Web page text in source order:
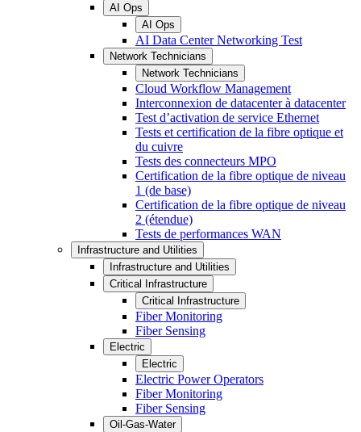
AI Ops
AI Ops
AI Data Center Networking Test
Network Technicians
Network Technicians
Cloud Workflow Management
Interconnexion de datacenter à datacenter
Test d’activation de service Ethernet
Tests et certification de la fibre optique et
du cuivre
Tests des connecteurs MPO
Certification de la fibre optique de niveau
1 (de base)
Certification de la fibre optique de niveau
2 (étendue)
Tests de performances WAN
Infrastructure and Utilities
Infrastructure and Utilities
Critical Infrastructure
Critical Infrastructure
Fiber Monitoring
Fiber Sensing
Electric
Electric
Electric Power Operators
Fiber Monitoring
Fiber Sensing
Oil-Gas-Water